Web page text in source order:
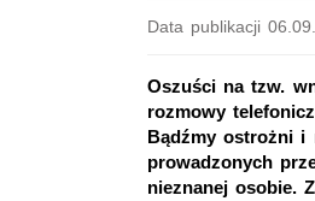
Data publikacji
Oszuści na tzw.
rozmowy
Bądźmy ostrożni i
prowadzonych
nieznanej osobie.